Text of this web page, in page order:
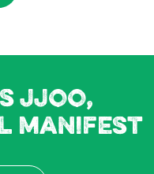
JJOO,
manifest